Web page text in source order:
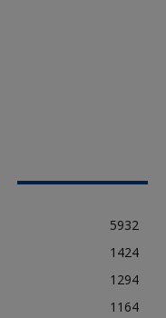
5932
1424
1294
1164